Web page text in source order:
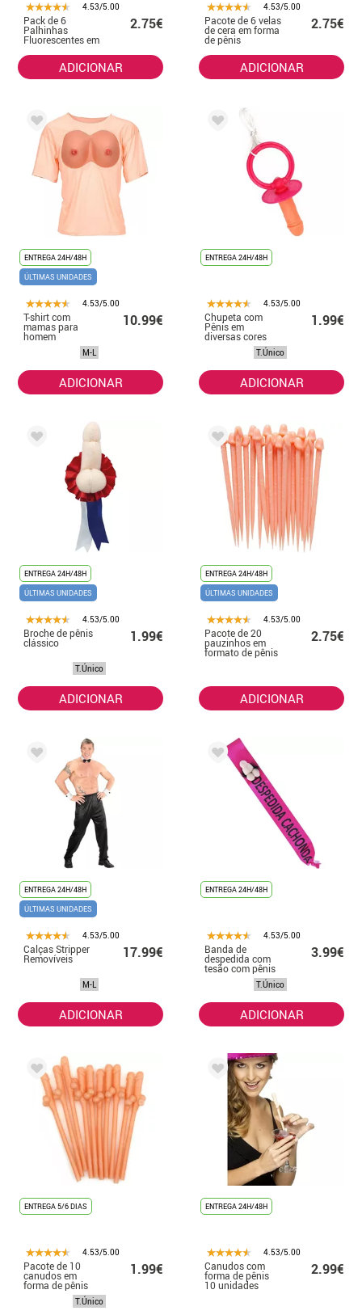
4.53/5.00
Pack de 6
Palhinhas
Fluorescentes em
2.75€
ADICIONAR
4.53/5.00
Pacote de 6 velas
de cera em forma
de pênis
2.75€
ADICIONAR
ENTREGA 24H/48H
ÚLTIMAS UNIDADES
4.53/5.00
T-shirt com
mamas para
homem
10.99€
M-L
ADICIONAR
ENTREGA 24H/48H
4.53/5.00
Chupeta com
Pênis em
diversas cores
1.99€
T.Único
ADICIONAR
ENTREGA 24H/48H
ÚLTIMAS UNIDADES
4.53/5.00
Broche de pênis
clássico 1.99€
T.Único
ADICIONAR
ENTREGA 24H/48H
ÚLTIMAS UNIDADES
4.53/5.00
Pacote de 20
pauzinhos em
formato de pênis
2.75€
ADICIONAR
ENTREGA 24H/48H
ÚLTIMAS UNIDADES
4.53/5.00
Calças Stripper
Removíveis 17.99€
M-L
ADICIONAR
ENTREGA 24H/48H
4.53/5.00
Banda de
despedida com
tesão com pênis
3.99€
T.Único
ADICIONAR
ENTREGA 5/6 DIAS
4.53/5.00
Pacote de 10
canudos em
forma de pênis
1.99€
T.Único
ENTREGA 24H/48H
4.53/5.00
Canudos com
forma de pênis
10 unidades
2.99€